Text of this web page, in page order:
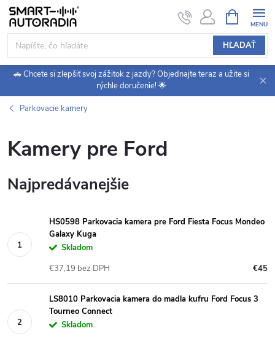
Prejsť
obsah
HĽADAŤ
KOŠÍK
🚗 Chcete si zlepšiť svoj zážitok z jazdy? Objednajte teraz a užite si
rýchle doručenie! 🌟
Parkovacie kamery
Kamery pre Ford
Najpredávanejšie
HS0598 Parkovacia kamera pre Ford Fiesta Focus Mondeo
Galaxy Kuga
Skladom
€45
€37,19 bez DPH
LS8010 Parkovacia kamera do madla kufru Ford Focus 3
Tourneo Connect
Skladom